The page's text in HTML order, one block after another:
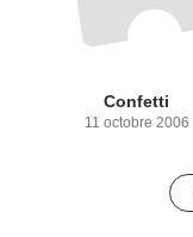
Confetti
11 octobre 2006